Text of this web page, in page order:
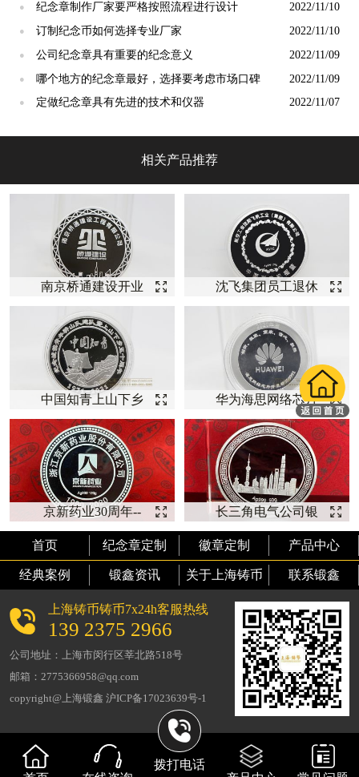
● 纪念章制作厂家要严格按照流程进行设计 2022/11/10
● 订制纪念币如何选择专业厂家 2022/11/10
● 公司纪念章具有重要的纪念意义 2022/11/09
● 哪个地方的纪念章最好，选择要考虑市场口碑 2022/11/09
● 定做纪念章具有先进的技术和仪器 2022/11/07
相关产品推荐
南京桥通建设开业
庆典纪念【银币定
制】
沈飞集团员工退休
纪念【银币定制】
中国知青上山下乡
五十周年纪念银币
【上山下
华为海思网络芯片
开发纪念【银币定
制】
京新药业30周年--
【银币厂家】
长三角电气公司银
币--【银币定制】
首页
纪念章定制 徽章定制 产品中心
经典案例 锻鑫资讯 关于上海铸币 联系锻鑫
上海铸币铸币7x24h客服热线
139 2375 2966
公司地址：上海市闵行区莘北路518号
邮箱：2775366958@qq.com
copyright@上海锻鑫 沪ICP备17023639号-1
拨打电话